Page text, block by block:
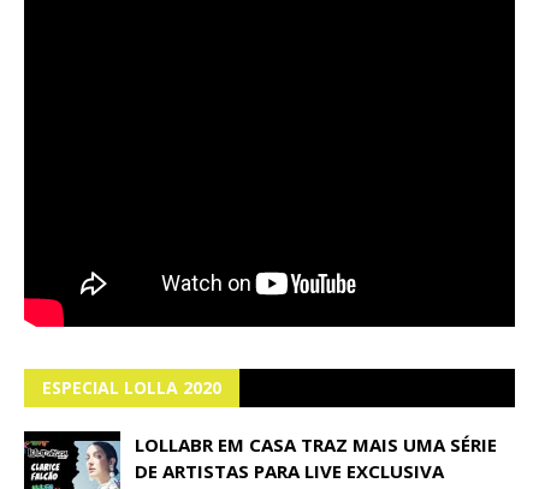
ESPECIAL LOLLA 2020
LOLLABR EM CASA TRAZ MAIS UMA SÉRIE
DE ARTISTAS PARA LIVE EXCLUSIVA